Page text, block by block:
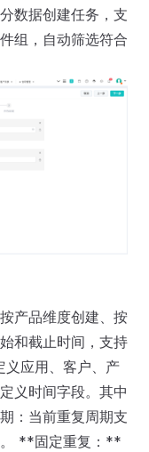
数据创建任务，支
组，自动筛选符合
产品维度创建、按
和截止时间，支持
义应用、客户、产
义时间字段。其中
：当前重复周期支
。 **固定重复：**